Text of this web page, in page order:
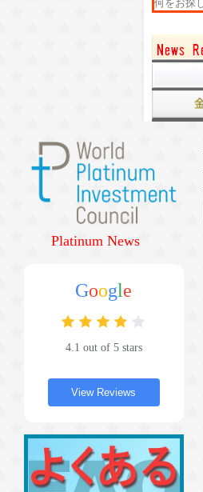
Platinum News
Google
4.1 out of 5 stars
View Reviews